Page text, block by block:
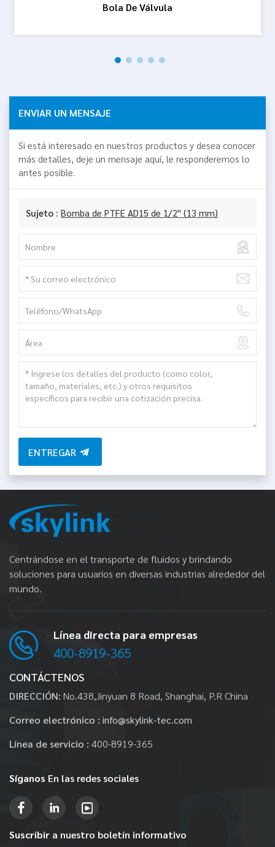
Bola De Válvula
ENVIAR UN MENSAJE
Si está interesado en nuestros productos y desea conocer
más detalles, deje un mensaje aquí, le responderemos lo
antes posible.
Sujeto : Bomba de PTFE AD15 de 1/2" (13 mm)
ENTREGAR
Centrándose en el transporte de fluidos y brindando
soluciones para usuarios en diversas industrias alrededor del
mundo.
Línea directa para empresas
400-8919-365
CONTÁCTENOS
DIRECCIÓN: No.438,Jinyuan 8 Road, Shanghai, P.R China
Correo electrónico : info@skylink-tec.com
Línea de servicio : 400-8919-365
Síganos En las redes sociales
Suscribir a nuestro boletín informativo